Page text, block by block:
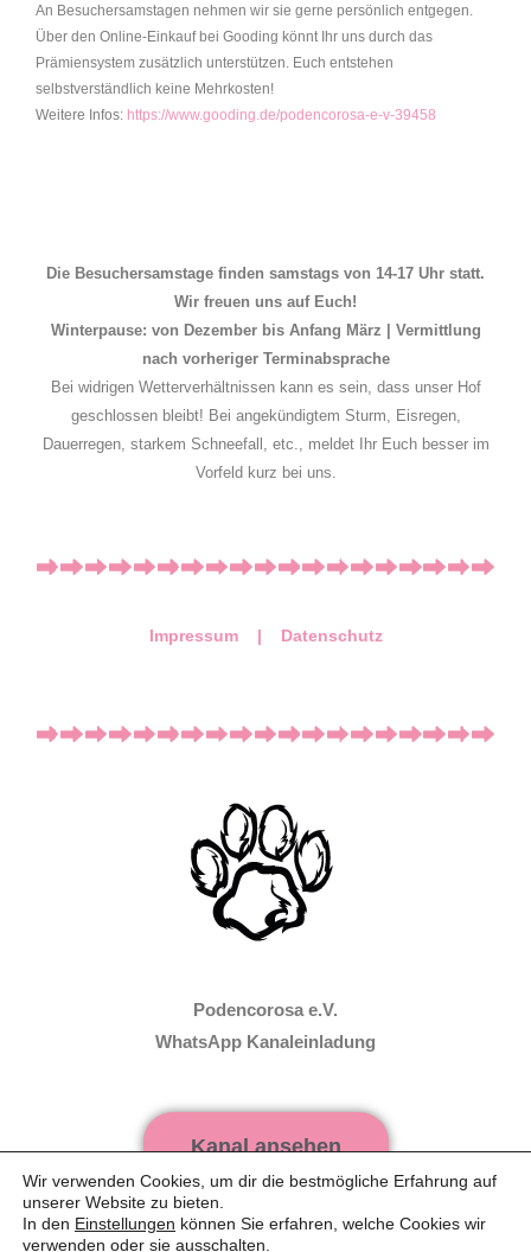
An Besuchersamstagen nehmen wir sie gerne persönlich entgegen.
Über den Online-Einkauf bei Gooding könnt Ihr uns durch das
Prämiensystem zusätzlich unterstützen. Euch entstehen
selbstverständlich keine Mehrkosten!
Weitere Infos: https://www.gooding.de/podencorosa-e-v-39458
Die Besuchersamstage finden samstags von 14-17 Uhr statt.
Wir freuen uns auf Euch!
Winterpause: von Dezember bis Anfang März | Vermittlung
nach vorheriger Terminabsprache
Bei widrigen Wetterverhältnissen kann es sein, dass unser Hof
geschlossen bleibt! Bei angekündigtem Sturm, Eisregen,
Dauerregen, starkem Schneefall, etc., meldet Ihr Euch besser im
Vorfeld kurz bei uns.
Impressum | Datenschutz
Podencorosa e.V.
WhatsApp Kanaleinladung
Kanal ansehen
WhatsApp Web verwenden
Wir verwenden Cookies, um dir die bestmögliche Erfahrung auf
unserer Website zu bieten.
In den Einstellungen können Sie erfahren, welche Cookies wir
verwenden oder sie ausschalten.